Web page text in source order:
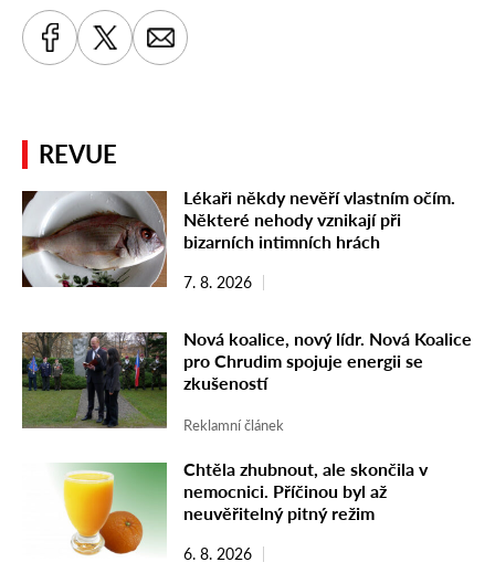
REVUE
Lékaři někdy nevěří vlastním očím.
Některé nehody vznikají při
bizarních intimních hrách
7. 8. 2026
Nová koalice, nový lídr. Nová Koalice
pro Chrudim spojuje energii se
zkušeností
Reklamní článek
Chtěla zhubnout, ale skončila v
nemocnici. Příčinou byl až
neuvěřitelný pitný režim
6. 8. 2026